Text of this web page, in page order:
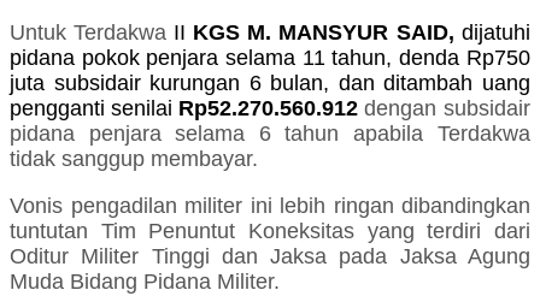
Untuk Terdakwa II KGS M. MANSYUR SAID, dijatuhi
pidana pokok penjara selama 11 tahun, denda Rp750
juta subsidair kurungan 6 bulan, dan ditambah uang
pengganti senilai Rp52.270.560.912dengan subsidair
pidana penjara selama 6 tahun apabila Terdakwa
tidak sanggup membayar.
Vonis pengadilan militer ini lebih ringan dibandingkan
tuntutan Tim Penuntut Koneksitas yang terdiri dari
Oditur Militer Tinggi dan Jaksa pada Jaksa Agung
Muda Bidang Pidana Militer.